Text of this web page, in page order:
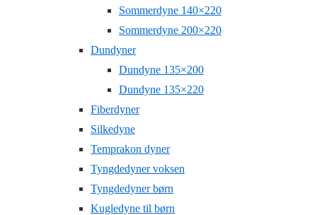
Sommerdyne 140×220
Sommerdyne 200×220
Dundyner
Dundyne 135×200
Dundyne 135×220
Fiberdyner
Silkedyne
Temprakon dyner
Tyngdedyner voksen
Tyngdedyner børn
Kugledyne til børn